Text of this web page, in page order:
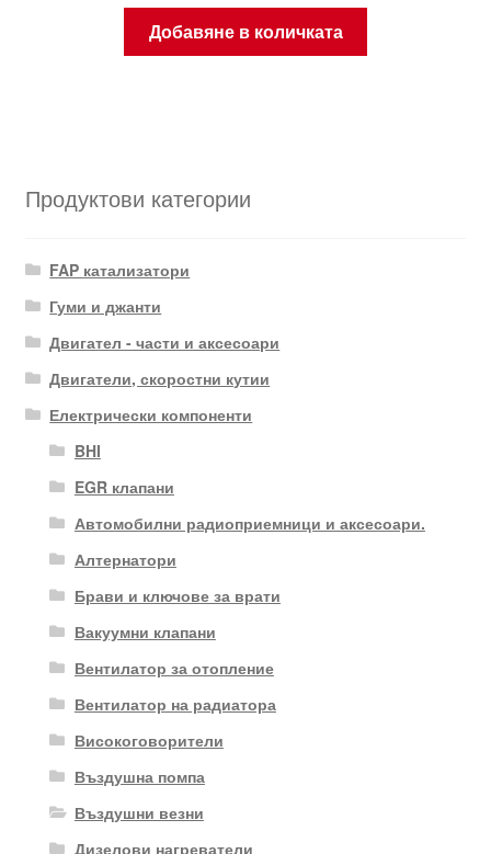
Добавяне в количката
Продуктови категории
FAP катализатори
Гуми и джанти
Двигател - части и аксесоари
Двигатели, скоростни кутии
Електрически компоненти
BHI
EGR клапани
Автомобилни радиоприемници и аксесоари.
Алтернатори
Брави и ключове за врати
Вакуумни клапани
Вентилатор за отопление
Вентилатор на радиатора
Високоговорители
Въздушна помпа
Въздушни везни
Дизелови нагреватели